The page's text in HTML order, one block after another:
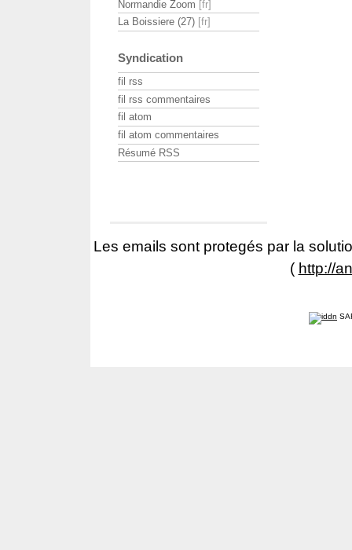
Normandie Zoom
La Boissiere (27)
Syndication
fil rss
fil rss commentaires
fil atom
fil atom commentaires
Résumé RSS
Les emails sont protegés par la
( http://